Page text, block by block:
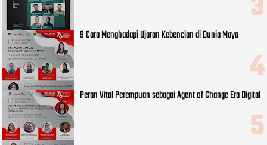
9 Cara Menghadapi Ujaran Kebencian di Dunia Maya
Peran Vital Perempuan sebagai Agent of Change Era Digital